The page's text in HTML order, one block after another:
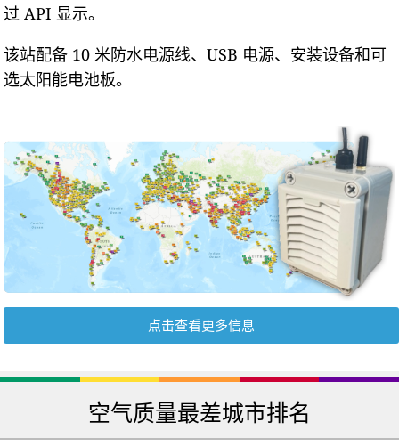
过 API 显示。
该站配备 10 米防水电源线、USB 电源、安装设备和可
选太阳能电池板。
点击查看更多信息
空气质量最差城市排名